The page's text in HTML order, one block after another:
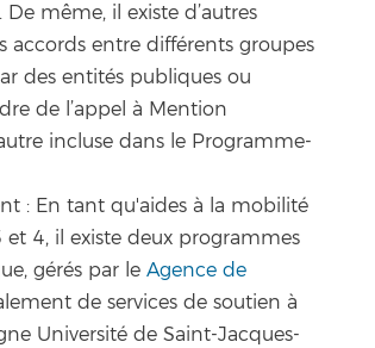
même, il existe d’autres
entre différents groupes
des entités publiques ou
de l’appel à Mention
incluse dans le Programme-
: En tant qu'aides à la mobilité
4, il existe deux programmes
gérés par le Agence de
de services de soutien à
Université de Saint-Jacques-